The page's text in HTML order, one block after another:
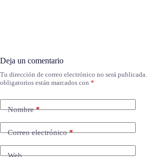
Deja un comentario
Tu dirección de correo electrónico no será publicada.
obligatorios están marcados con *
Nombre*
Correo electrónico*
Web